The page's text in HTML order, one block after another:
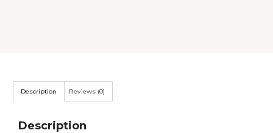
Description Reviews (0)
Description